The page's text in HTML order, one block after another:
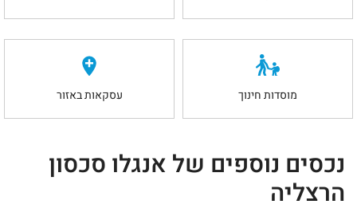
מוסדות חינוך עסקאות באזור
נכסים נוספים של אנגלו סכסון
הרצליה